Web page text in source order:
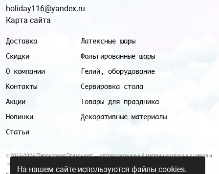
Доставка
Скидки
О компании
Контакты
Акции
Новинки
Статьи
Латексные шары
Фольгированные шары
Гелий, оборудование
Сервировка стола
Товары для праздника
Декоративные материалы
holiday116@yandex.ru
Карта сайта
© 2015-2026 "Территория Праздника" — оптово-розничный магазин воздушных шаров и
товаров для праздника.
На нашем сайте используются файлы cookies.